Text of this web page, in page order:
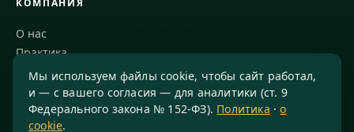
КОМПАНИЯ
О нас
Практика
Блог
Команда
Благодарности
Мы используем файлы cookie, чтобы сайт работал,
и — с вашего согласия — для аналитики (ст. 9
Федерального закона № 152-ФЗ). Политика ·о
cookie.